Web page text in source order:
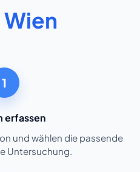
Wien
1
erfassen
und wählen die passende
Untersuchung.